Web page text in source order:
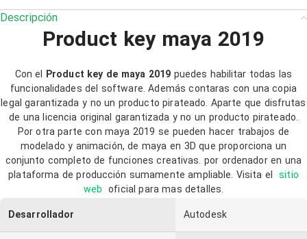
Descripción
Product key maya 2019
Con el Product key de maya 2019 puedes habilitar todas las
funcionalidades del software. Además contaras con una copia
legal garantizada y no un producto pirateado. Aparte que disfrutas
de una licencia original garantizada y no un producto pirateado.
Por otra parte con maya 2019 se pueden hacer trabajos de
modelado y animación, de maya en 3D que proporciona un
conjunto completo de funciones creativas. por ordenador en una
plataforma de producción sumamente ampliable. Visita el
sitio
web
oficial para mas detalles.
Desarrollador Autodesk